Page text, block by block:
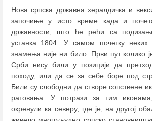
Нова српска државна хералдичка и
започиње у исто време када и
државности, што ће рећи са
устанка 1804. У самом почетку неких
знамења није ни било. Први пут колико
Срби нису били у позицији да
походу, или да се за себе боре под
Били су слободни да створе сопствене
ратовања. У потрази за тим
окренули ка северу, где је, на другој